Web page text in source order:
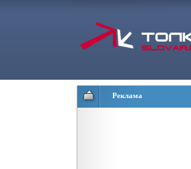
Реклама